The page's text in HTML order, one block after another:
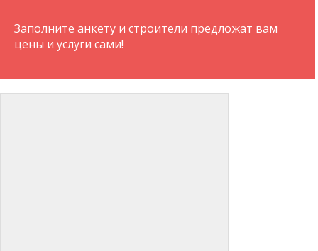
Заполните анкету и строители предложат вам
цены и услуги сами!